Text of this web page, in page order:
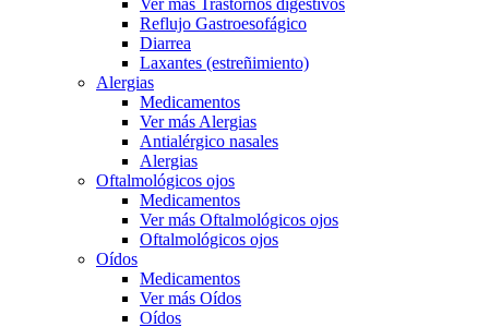
Ver más Trastornos digestivos
Reflujo Gastroesofágico
Diarrea
Laxantes (estreñimiento)
Alergias
Medicamentos
Ver más Alergias
Antialérgico nasales
Alergias
Oftalmológicos ojos
Medicamentos
Ver más Oftalmológicos ojos
Oftalmológicos ojos
Oídos
Medicamentos
Ver más Oídos
Oídos